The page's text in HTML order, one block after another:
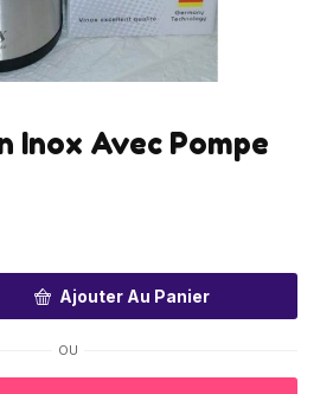
Inox Avec Pompe
Ajouter Au Panier
OU